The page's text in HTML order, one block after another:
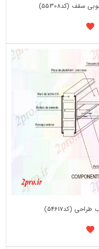
(کد55308)
(کد54617)